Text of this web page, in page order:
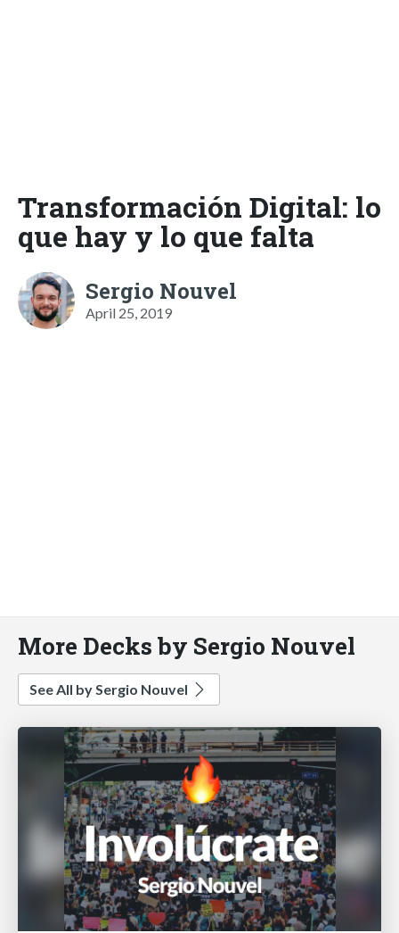
Transformación Digital: lo
que hay y lo que falta
Sergio Nouvel
April 25, 2019
More Decks by Sergio Nouvel
See All by Sergio Nouvel